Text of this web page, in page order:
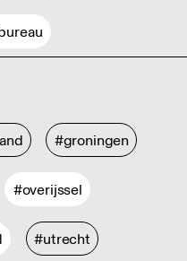
#groningen
#overijssel
#utrecht